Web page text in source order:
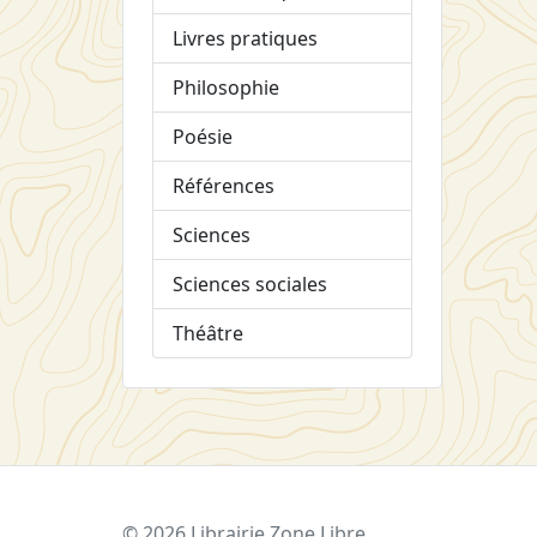
Livres pratiques
Philosophie
Poésie
Références
Sciences
Sciences sociales
Théâtre